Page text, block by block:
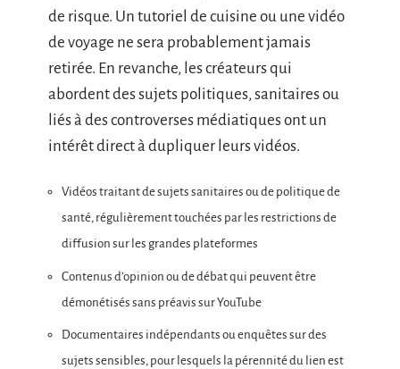
de risque. Un tutoriel de cuisine ou une vidéo
de voyage ne sera probablement jamais
retirée. En revanche, les créateurs qui
abordent des sujets politiques, sanitaires ou
liés à des controverses médiatiques ont un
intérêt direct à dupliquer leurs vidéos.
Vidéos traitant de sujets sanitaires ou de politique de
santé, régulièrement touchées par les restrictions de
diffusion sur les grandes plateformes
Contenus d’opinion ou de débat qui peuvent être
démonétisés sans préavis sur YouTube
Documentaires indépendants ou enquêtes sur des
sujets sensibles, pour lesquels la pérennité du lien est